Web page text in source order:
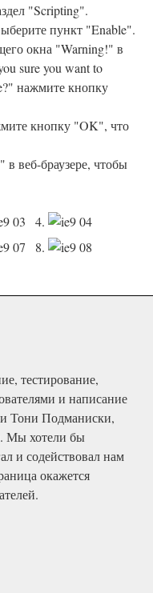
"Scripting".
пункт "Enable".
окна "Warning!" в
sure you want to
нажмите кнопку
кнопку "OK", что
веб-браузере, чтобы
4.
8.
тестирование,
и написание
Тони Подманиски,
Мы хотели бы
и содействовал нам
окажется